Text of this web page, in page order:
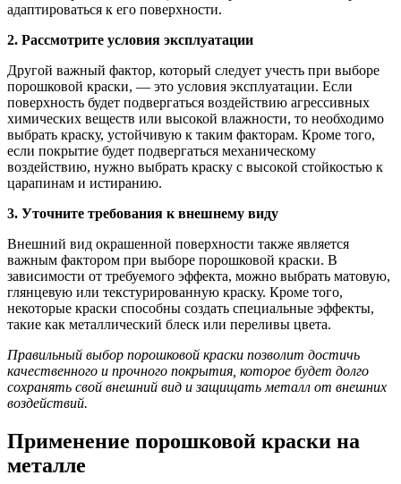
адаптироваться к его поверхности.
2. Рассмотрите условия эксплуатации
Другой важный фактор, который следует учесть при выборе
порошковой краски, — это условия эксплуатации. Если
поверхность будет подвергаться воздействию агрессивных
химических веществ или высокой влажности, то необходимо
выбрать краску, устойчивую к таким факторам. Кроме того,
если покрытие будет подвергаться механическому
воздействию, нужно выбрать краску с высокой стойкостью к
царапинам и истиранию.
3. Уточните требования к внешнему виду
Внешний вид окрашенной поверхности также является
важным фактором при выборе порошковой краски. В
зависимости от требуемого эффекта, можно выбрать матовую,
глянцевую или текстурированную краску. Кроме того,
некоторые краски способны создать специальные эффекты,
такие как металлический блеск или переливы цвета.
Правильный выбор порошковой краски позволит достичь
качественного и прочного покрытия, которое будет долго
сохранять свой внешний вид и защищать металл от внешних
воздействий.
Применение порошковой краски на
металле